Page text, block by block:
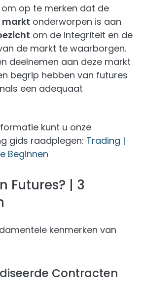
om op te merken dat de
onderworpen is aan
om de integriteit en de
de markt te waarborgen.
deelnemen aan deze markt
begrip hebben van futures
een adequaat
kunt u onze
gids raadplegen: Trading |
Beginnen
Futures? | 3
kenmerken van
Contracten